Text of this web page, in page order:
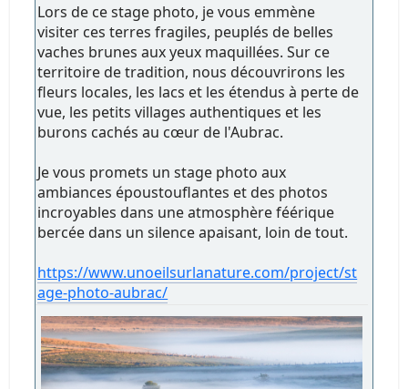
Lors de ce stage photo, je vous emmène
visiter ces terres fragiles, peuplés de belles
vaches brunes aux yeux maquillées. Sur ce
territoire de tradition, nous découvrirons les
fleurs locales, les lacs et les étendus à perte de
vue, les petits villages authentiques et les
burons cachés au cœur de l'Aubrac.
Je vous promets un stage photo aux
ambiances époustouflantes et des photos
incroyables dans une atmosphère féérique
bercée dans un silence apaisant, loin de tout.
https://www.unoeilsurlanature.com/project/st
age-photo-aubrac/